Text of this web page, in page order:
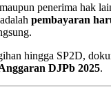
penerima hak
pembayaran
hingga SP2D,
DJPb 2025.